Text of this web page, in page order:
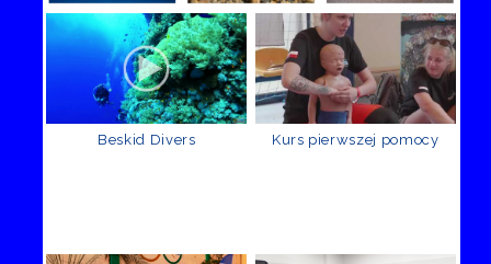
Beskid Divers Kurs pierwszej pomocy